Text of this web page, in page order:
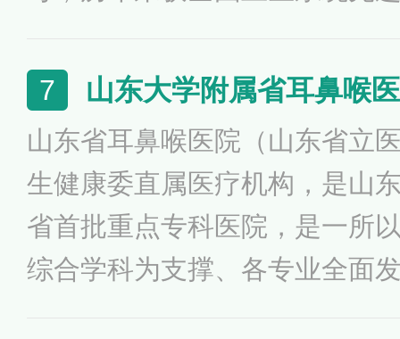
理年活动先进单位、全国百家
善医疗服务行动计划创新服务
7 山东大学附属省耳鼻喉
山东省耳鼻喉医院（山东省立
生健康委直属医疗机构，是山
省首批重点专科医院，是一所
综合学科为支撑、各专业全面